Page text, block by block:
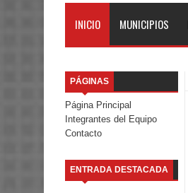
INICIO MUNICIPIOS
PÁGINAS
Página Principal
Integrantes del Equipo
Contacto
ENTRADA DESTACADA